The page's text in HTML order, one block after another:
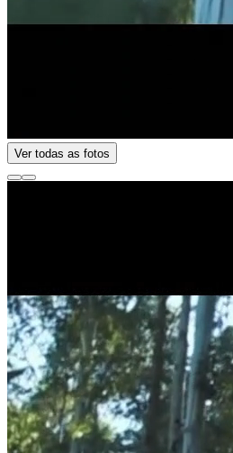
Ver todas as fotos